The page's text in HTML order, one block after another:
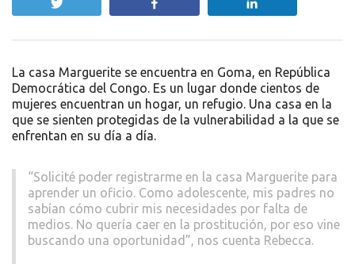
La casa Marguerite se encuentra en Goma, en República
Democrática del Congo. Es un lugar donde cientos de
mujeres encuentran un hogar, un refugio. Una casa en la
que se sienten protegidas de la vulnerabilidad a la que se
enfrentan en su día a día.
“Solicité poder registrarme en la casa Marguerite para
aprender un oficio. Como adolescente, mis padres no
sabían cómo cubrir mis necesidades por falta de
medios. No quería caer en la prostitución, por eso vine
buscando una oportunidad”, nos cuenta Rebecca.